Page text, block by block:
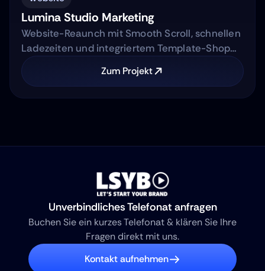
Lumina Studio Marketing
Website-Reaunch mit Smooth Scroll, schnellen
Ladezeiten und integriertem Template-Shop
für AI-Marketing Automation Agentur.
Zum Projekt
Unverbindliches Telefonat anfragen
Buchen Sie ein kurzes Telefonat & klären Sie Ihre
Fragen direkt mit uns.
Kontakt aufnehmen